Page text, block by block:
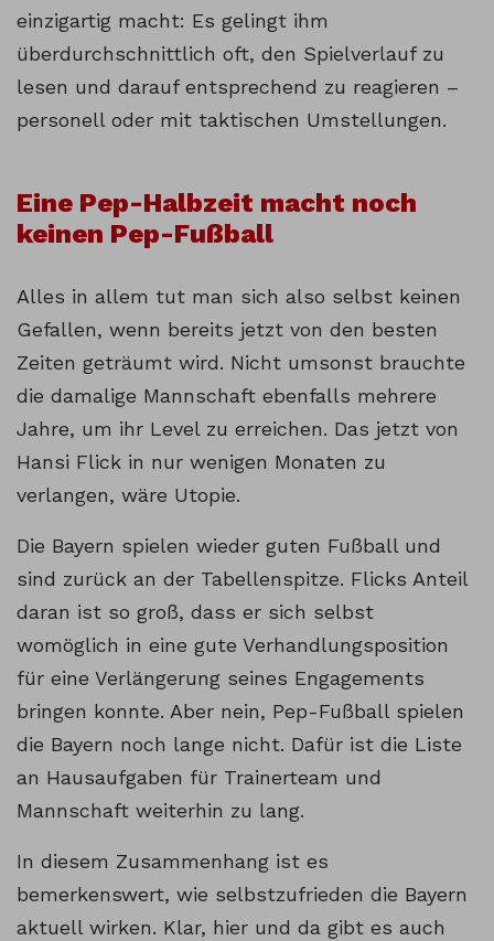
einzigartig macht: Es gelingt ihm
überdurchschnittlich oft, den Spielverlauf zu
lesen und darauf entsprechend zu reagieren –
personell oder mit taktischen Umstellungen.
Eine Pep-Halbzeit macht noch
keinen Pep-Fußball
Alles in allem tut man sich also selbst keinen
Gefallen, wenn bereits jetzt von den besten
Zeiten geträumt wird. Nicht umsonst brauchte
die damalige Mannschaft ebenfalls mehrere
Jahre, um ihr Level zu erreichen. Das jetzt von
Hansi Flick in nur wenigen Monaten zu
verlangen, wäre Utopie.
Die Bayern spielen wieder guten Fußball und
sind zurück an der Tabellenspitze. Flicks Anteil
daran ist so groß, dass er sich selbst
womöglich in eine gute Verhandlungsposition
für eine Verlängerung seines Engagements
bringen konnte. Aber nein, Pep-Fußball spielen
die Bayern noch lange nicht. Dafür ist die Liste
an Hausaufgaben für Trainerteam und
Mannschaft weiterhin zu lang.
In diesem Zusammenhang ist es
bemerkenswert, wie selbstzufrieden die Bayern
aktuell wirken. Klar, hier und da gibt es auch